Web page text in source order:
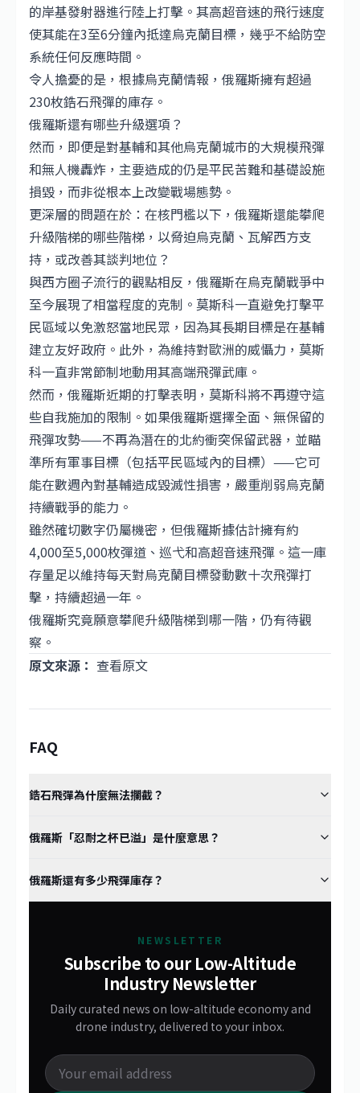
的岸基發射器進行陸上打擊。其高超音速的飛行速度
使其能在3至6分鐘內抵達烏克蘭目標，幾乎不給防空
系統任何反應時間。
令人擔憂的是，根據烏克蘭情報，俄羅斯擁有超過
230枚鋯石飛彈的庫存。
俄羅斯還有哪些升級選項？
然而，即便是對基輔和其他烏克蘭城市的大規模飛彈
和無人機轟炸，主要造成的仍是平民苦難和基礎設施
損毀，而非從根本上改變戰場態勢。
更深層的問題在於：在核門檻以下，俄羅斯還能攀爬
升級階梯的哪些階梯，以脅迫烏克蘭、瓦解西方支
持，或改善其談判地位？
與西方圈子流行的觀點相反，俄羅斯在烏克蘭戰爭中
至今展現了相當程度的克制。莫斯科一直避免打擊平
民區域以免激怒當地民眾，因為其長期目標是在基輔
建立友好政府。此外，為維持對歐洲的威懾力，莫斯
科一直非常節制地動用其高端飛彈武庫。
然而，俄羅斯近期的打擊表明，莫斯科將不再遵守這
些自我施加的限制。如果俄羅斯選擇全面、無保留的
飛彈攻勢——不再為潛在的北約衝突保留武器，並瞄
準所有軍事目標（包括平民區域內的目標）——它可
能在數週內對基輔造成毀滅性損害，嚴重削弱烏克蘭
持續戰爭的能力。
雖然確切數字仍屬機密，但俄羅斯據估計擁有約
4,000至5,000枚彈道、巡弋和高超音速飛彈。這一庫
存量足以維持每天對烏克蘭目標發動數十次飛彈打
擊，持續超過一年。
俄羅斯究竟願意攀爬升級階梯到哪一階，仍有待觀
察。
原文來源： 查看原文
FAQ
鋯石飛彈為什麼無法攔截？
俄羅斯「忍耐之杯已溢」是什麼意思？
俄羅斯還有多少飛彈庫存？
NEWSLETTER
Subscribe to our Low-Altitude
Industry Newsletter
Daily curated news on low-altitude economy and
drone industry, delivered to your inbox.